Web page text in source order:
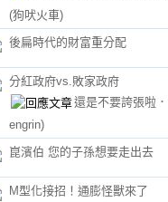
(狗吠火車)
後扁時代的財富重分配
分紅政府vs.敗家政府
還是不要誇張啦
engrin)
崑濱伯 您的子孫想要走出去
M型化接招！通膨怪獸來了